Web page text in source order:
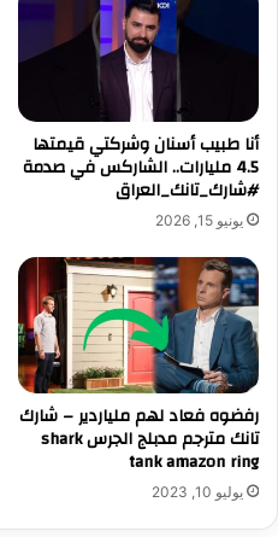
أنا طبيب أسنان وشركتي قيمتها
4.5 مليارات.. الشاركس في صدمة
#شارك_تانك_العراق
يونيو 15, 2026
رفضوه فعاد لهم ملياردير – شارك
تانك مترجم مدبلج الجرس shark
tank amazon ring
يوليو 10, 2023